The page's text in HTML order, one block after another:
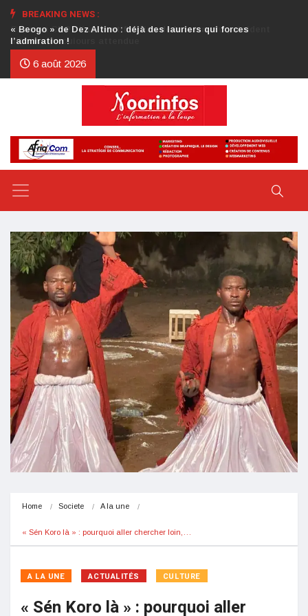
BREAKING NEWS :
Crise au CDP : l’authentification de la lettre du président
d’honneur toujours attendue
6 août 2026
Home Societe A la une
« Sén Koro là » : pourquoi aller chercher loin,…
A LA UNE ACTUALITÉS CULTURE
« Sén Koro là » : pourquoi aller